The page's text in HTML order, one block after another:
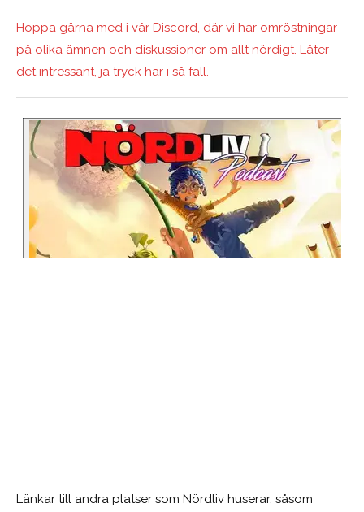
Hoppa gärna med i vår Discord, där vi har omröstningar
på olika ämnen och diskussioner om allt nördigt. Låter
det intressant, ja tryck här i så fall.
Länkar till andra platser som Nördliv huserar, såsom